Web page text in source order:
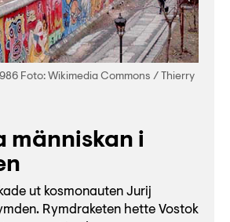
Foto: Wikimedia Commons / Thierry
människan i
ut kosmonauten Jurij
Rymdraketen hette Vostok